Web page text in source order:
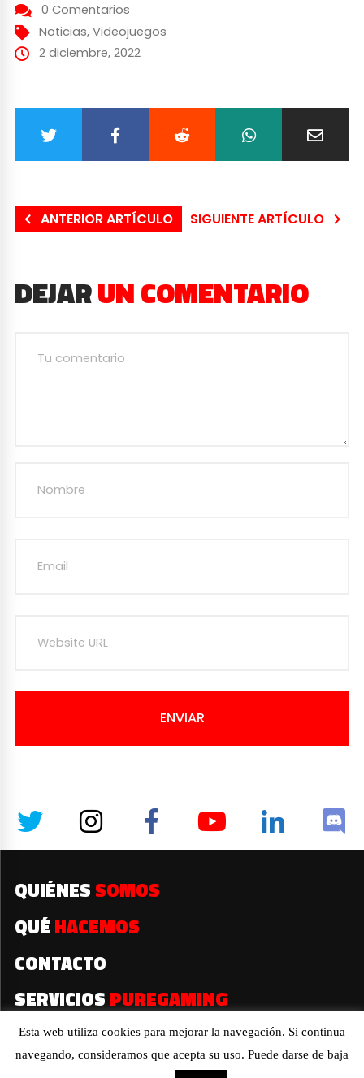
0 Comentarios
Noticias, Videojuegos
2 diciembre, 2022
ANTERIOR ARTÍCULO SIGUIENTE ARTÍCULO
DEJARUN COMENTARIO
ENVIAR
QUIÉNES SOMOS
QUÉ HACEMOS
CONTACTO
SERVICIOS PUREGAMING
2019© Todos los derechos reservados
Esta web utiliza cookies para mejorar la navegación. Si continua
navegando, consideramos que acepta su uso. Puede darse de baja